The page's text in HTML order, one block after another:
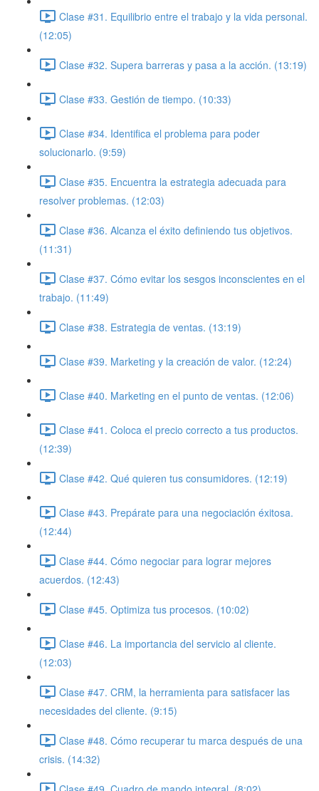
Clase #31. Equilibrio entre el trabajo y la vida personal.
(12:05)
Clase #32. Supera barreras y pasa a la acción. (13:19)
Clase #33. Gestión de tiempo. (10:33)
Clase #34. Identifica el problema para poder
solucionarlo. (9:59)
Clase #35. Encuentra la estrategia adecuada para
resolver problemas. (12:03)
Clase #36. Alcanza el éxito definiendo tus objetivos.
(11:31)
Clase #37. Cómo evitar los sesgos inconscientes en el
trabajo. (11:49)
Clase #38. Estrategia de ventas. (13:19)
Clase #39. Marketing y la creación de valor. (12:24)
Clase #40. Marketing en el punto de ventas. (12:06)
Clase #41. Coloca el precio correcto a tus productos.
(12:39)
Clase #42. Qué quieren tus consumidores. (12:19)
Clase #43. Prepárate para una negociación éxitosa.
(12:44)
Clase #44. Cómo negociar para lograr mejores
acuerdos. (12:43)
Clase #45. Optimiza tus procesos. (10:02)
Clase #46. La importancia del servicio al cliente.
(12:03)
Clase #47. CRM, la herramienta para satisfacer las
necesidades del cliente. (9:15)
Clase #48. Cómo recuperar tu marca después de una
crisis. (14:32)